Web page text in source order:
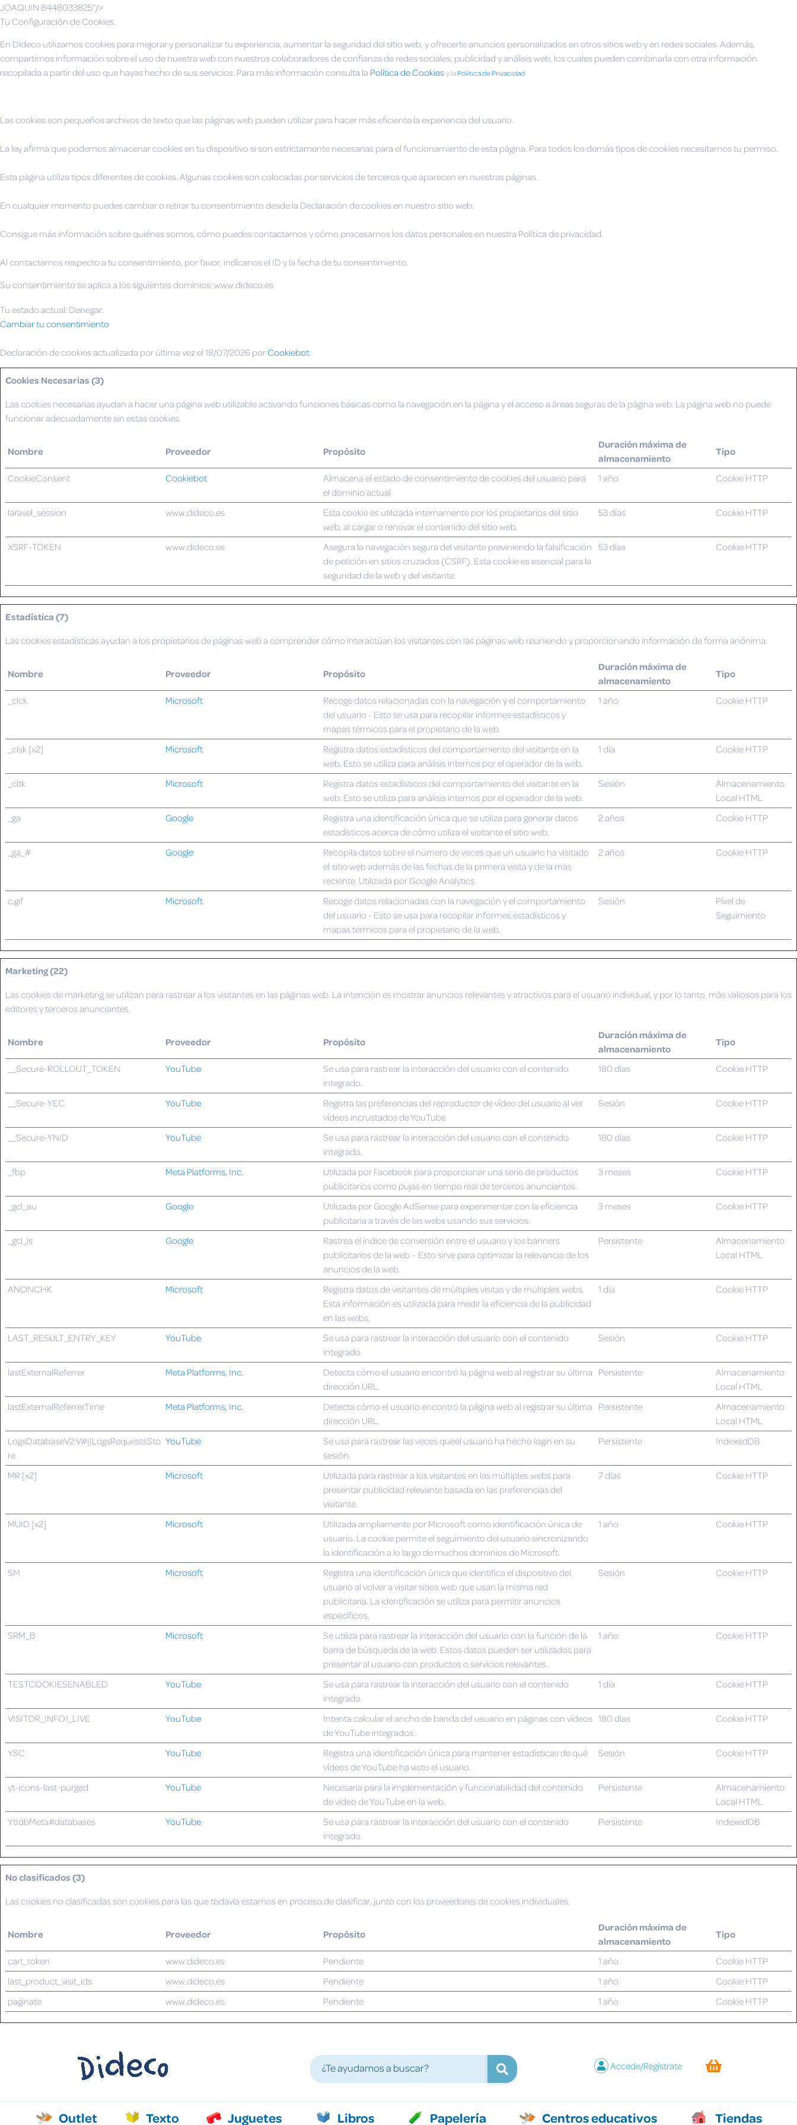
JOAQUIN 8448033825"/>
Tu Configuración de Cookies.
En Dideco utilizamos cookies para mejorar y personalizar tu experiencia, aumentar la seguridad del sitio web, y ofrecerte anuncios personalizados en otros sitios web y en redes sociales. Además,
compartimos información sobre el uso de nuestra web con nuestros colaboradores de confianza de redes sociales, publicidad y análisis web, los cuales pueden combinarla con otra información
recopilada a partir del uso que hayas hecho de sus servicios. Para más información consulta la Política de Cookiesy laPolítica de Privacidad
Las cookies son pequeños archivos de texto que las páginas web pueden utilizar para hacer más eficiente la experiencia del usuario.
La ley afirma que podemos almacenar cookies en tu dispositivo si son estrictamente necesarias para el funcionamiento de esta página. Para todos los demás tipos de cookies necesitamos tu permiso.
Esta página utiliza tipos diferentes de cookies. Algunas cookies son colocadas por servicios de terceros que aparecen en nuestras páginas.
En cualquier momento puedes cambiar o retirar tu consentimiento desde la Declaración de cookies en nuestro sitio web.
Consigue más información sobre quiénes somos, cómo puedes contactarnos y cómo procesamos los datos personales en nuestra Política de privacidad.
Al contactarnos respecto a tu consentimiento, por favor, indícanos el ID y la fecha de tu consentimiento.
Su consentimiento se aplica a los siguientes dominios: www.dideco.es
Tu estado actual: Denegar.
Cambiar tu consentimiento
Declaración de cookies actualizada por última vez el 18/07/2026 porCookiebot:
Cookies Necesarias (3)
Las cookies necesarias ayudan a hacer una página web utilizable activando funciones básicas como la navegación en la página y el acceso a áreas seguras de la página web. La página web no puede
funcionar adecuadamente sin estas cookies.
Nombre Proveedor Propósito
Duración máxima de
almacenamiento
Tipo
CookieConsent Cookiebot
Almacena el estado de consentimiento de cookies del usuario para
el dominio actual
1 año Cookie HTTP
laravel_session www.dideco.es
Esta cookie es utilizada internamente por los propietarios del sitio
web, al cargar o renovar el contenido del sitio web.
53 días Cookie HTTP
XSRF-TOKEN www.dideco.es
Asegura la navegación segura del visitante previniendo la falsificación
de petición en sitios cruzados (CSRF). Esta cookie es esencial para la
seguridad de la web y del visitante.
53 días Cookie HTTP
Estadística (7)
Las cookies estadísticas ayudan a los propietarios de páginas web a comprender cómo interactúan los visitantes con las páginas web reuniendo y proporcionando información de forma anónima.
Nombre Proveedor Propósito
Duración máxima de
almacenamiento
Tipo
_clck Microsoft
Recoge datos relacionadas con la navegación y el comportamiento
del usuario - Esto se usa para recopilar informes estadísticos y
mapas térmicos para el propietario de la web.
1 año Cookie HTTP
_clsk [x2] Microsoft
Registra datos estadísticos del comportamiento del visitante en la
web. Esto se utiliza para análisis internos por el operador de la web.
1 día Cookie HTTP
_cltk Microsoft
Registra datos estadísticos del comportamiento del visitante en la
web. Esto se utiliza para análisis internos por el operador de la web.
Sesión
Almacenamiento
Local HTML
_ga
Google
Registra una identificación única que se utiliza para generar datos
estadísticos acerca de cómo utiliza el visitante el sitio web.
2 años Cookie HTTP
_ga_# Google
Recopila datos sobre el número de veces que un usuario ha visitado
el sitio web además de las fechas de la primera visita y de la más
reciente. Utilizada por Google Analytics.
2 años Cookie HTTP
c.gif Microsoft
Recoge datos relacionadas con la navegación y el comportamiento
del usuario - Esto se usa para recopilar informes estadísticos y
mapas térmicos para el propietario de la web.
Sesión
Píxel de
Seguimiento
Marketing (22)
Las cookies de marketing se utilizan para rastrear a los visitantes en las páginas web. La intención es mostrar anuncios relevantes y atractivos para el usuario individual, y por lo tanto, más valiosos para los
editores y terceros anunciantes.
Nombre Proveedor Propósito
Duración máxima de
almacenamiento
Tipo
__Secure-ROLLOUT_TOKEN YouTube
Se usa para rastrear la interacción del usuario con el contenido
integrado.
180 días Cookie HTTP
__Secure-YEC YouTube
Registra las preferencias del reproductor de vídeo del usuario al ver
vídeos incrustados de YouTube
Sesión Cookie HTTP
__Secure-YNID YouTube
Se usa para rastrear la interacción del usuario con el contenido
integrado.
180 días Cookie HTTP
_fbp Meta Platforms, Inc.
Utilizada por Facebook para proporcionar una serie de productos
publicitarios como pujas en tiempo real de terceros anunciantes.
3 meses Cookie HTTP
_gcl_au Google
Utilizada por Google AdSense para experimentar con la eficiencia
publicitaria a través de las webs usando sus servicios.
3 meses Cookie HTTP
_gcl_ls Google
Rastrea el índice de conversión entre el usuario y los banners
publicitarios de la web – Esto sirve para optimizar la relevancia de los
anuncios de la web.
Persistente
Almacenamiento
Local HTML
ANONCHK Microsoft
Registra datos de visitantes de múltiples visitas y de múltiples webs.
Esta información es utilizada para medir la eficiencia de la publicidad
en las webs.
1 día Cookie HTTP
LAST_RESULT_ENTRY_KEY YouTube
Se usa para rastrear la interacción del usuario con el contenido
integrado.
Sesión Cookie HTTP
lastExternalReferrer Meta Platforms, Inc.
Detecta cómo el usuario encontró la página web al registrar su última
dirección URL.
Persistente
Almacenamiento
Local HTML
lastExternalReferrerTime
Meta Platforms, Inc.
Detecta cómo el usuario encontró la página web al registrar su última
dirección URL.
Persistente
Almacenamiento
Local HTML
LogsDatabaseV2:V#||LogsRequestsSto
re
YouTube
Se usa para rastrear las veces queel usuario ha hecho login en su
sesión.
Persistente IndexedDB
MR [x2] Microsoft
Utilizada para rastrear a los visitantes en las múltiples webs para
presentar publicidad relevante basada en las preferencias del
visitante.
7 días Cookie HTTP
MUID [x2] Microsoft
Utilizada ampliamente por Microsoft como identificación única de
usuario. La cookie permite el seguimiento del usuario sincronizando
la identificación a lo largo de muchos dominios de Microsoft.
1 año Cookie HTTP
SM Microsoft
Registra una identificación única que identifica el dispositivo del
usuario al volver a visitar sitios web que usan la misma red
publicitaria. La identificación se utiliza para permitir anuncios
específicos.
Sesión Cookie HTTP
SRM_B Microsoft
Se utiliza para rastrear la interacción del usuario con la función de la
barra de búsqueda de la web. Estos datos pueden ser utilizados para
presentar al usuario con productos o servicios relevantes.
1 año Cookie HTTP
TESTCOOKIESENABLED YouTube
Se usa para rastrear la interacción del usuario con el contenido
integrado.
1 día Cookie HTTP
VISITOR_INFO1_LIVE YouTube
Intenta calcular el ancho de banda del usuario en páginas con vídeos
de YouTube integrados.
180 días Cookie HTTP
YSC YouTube
Registra una identificación única para mantener estadísticas de qué
vídeos de YouTube ha visto el usuario.
Sesión Cookie HTTP
yt-icons-last-purged YouTube
Necesaria para la implementación y funcionabilidad del contenido
de video de YouTube en la web.
Persistente
Almacenamiento
Local HTML
YtIdbMeta#databases
YouTube
Se usa para rastrear la interacción del usuario con el contenido
integrado.
Persistente IndexedDB
No clasificados (3)
Las cookies no clasificadas son cookies para las que todavía estamos en proceso de clasificar, junto con los proveedores de cookies individuales.
Nombre Proveedor Propósito
Duración máxima de
almacenamiento
Tipo
cart_token www.dideco.es Pendiente 1 año
Cookie HTTP
last_product_visit_ids
www.dideco.es Pendiente 1 año
Cookie HTTP
paginate
www.dideco.es Pendiente 1 año Cookie HTTP
Accede/Regístrate
Outlet Texto Juguetes Libros Papelería Centros educativos Tiendas